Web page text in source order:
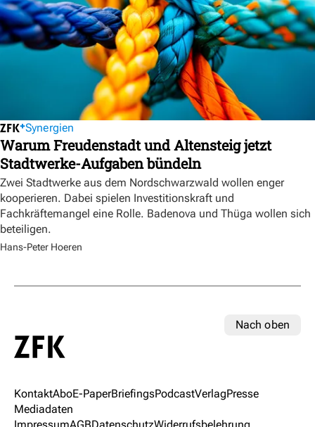
Synergien
Warum Freudenstadt und Altensteig jetzt
Stadtwerke-Aufgaben bündeln
Zwei Stadtwerke aus dem Nordschwarzwald wollen enger
kooperieren. Dabei spielen Investitionskraft und
Fachkräftemangel eine Rolle. Badenova und Thüga wollen sich
beteiligen.
Hans-Peter Hoeren
Nach oben
KontaktAboE-PaperBriefingsPodcastVerlagPresse
Mediadaten